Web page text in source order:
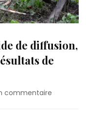
de diffusion,
de
commentaire